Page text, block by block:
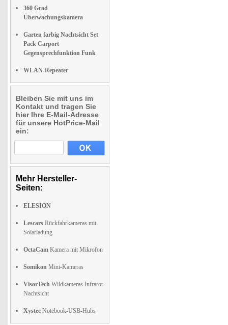
360 Grad
Überwachungskamera
Garten farbig Nachtsicht Set
Pack Carport
Gegensprechfunktion Funk
WLAN-Repeater
Bleiben Sie mit uns im
Kontakt und tragen Sie
hier Ihre E-Mail-Adresse
für unsere HotPrice-Mail
ein:
Mehr Hersteller-
Seiten:
ELESION
Lescars Rückfahrkameras mit
Solarladung
OctaCam Kamera mit Mikrofon
Somikon Mini-Kameras
VisorTech Wildkameras Infrarot-
Nachtsicht
Xystec Notebook-USB-Hubs